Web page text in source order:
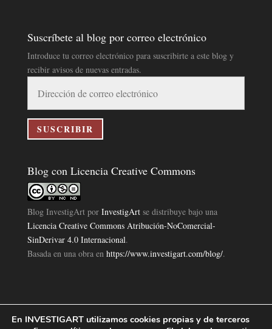
Suscríbete al blog por correo electrónico
Introduce tu correo electrónico para suscribirte a este blog y
recibir avisos de nuevas entradas.
correo
electrónico
SUSCRIBIR
Blog con Licencia Creative Commons
Blog InvestigArtpor InvestigArtse distribuye bajo una
Licencia Creative Commons Atribución-NoComercial-
SinDerivar 4.0 Internacional.
Basada en una obra en https://www.investigart.com/blog/.
En INVESTIGART utilizamos cookies propias y de terceros